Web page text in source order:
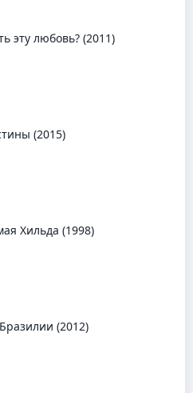
эту любовь? (2011)
(2015)
Хильда (1998)
(2012)